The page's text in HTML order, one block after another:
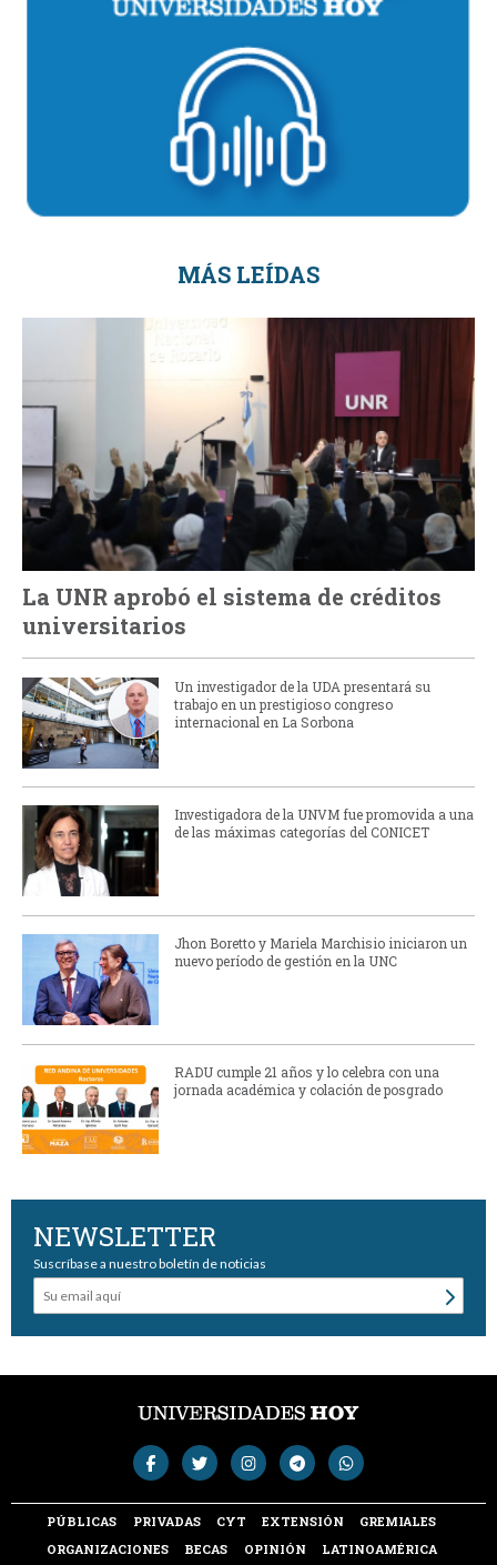
MÁS LEÍDAS
La UNR aprobó el sistema de créditos
universitarios
Un investigador de la UDA presentará su
trabajo en un prestigioso congreso
internacional en La Sorbona
Investigadora de la UNVM fue promovida a una
de las máximas categorías del CONICET
Jhon Boretto y Mariela Marchisio iniciaron un
nuevo período de gestión en la UNC
RADU cumple 21 años y lo celebra con una
jornada académica y colación de posgrado
NEWSLETTER
Suscríbase a nuestro boletín de noticias
PÚBLICAS PRIVADAS CYT EXTENSIÓN
GREMIALES
ORGANIZACIONES
BECAS OPINIÓN LATINOAMÉRICA